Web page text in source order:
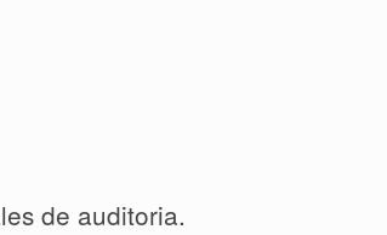
de auditoria.